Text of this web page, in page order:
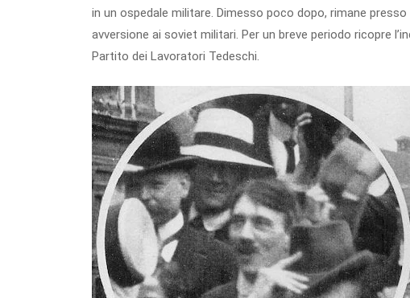
in un ospedale militare. Dimesso poco dopo, rimane
avversione ai soviet militari. Per un breve periodo ricopre
Partito dei Lavoratori Tedeschi.